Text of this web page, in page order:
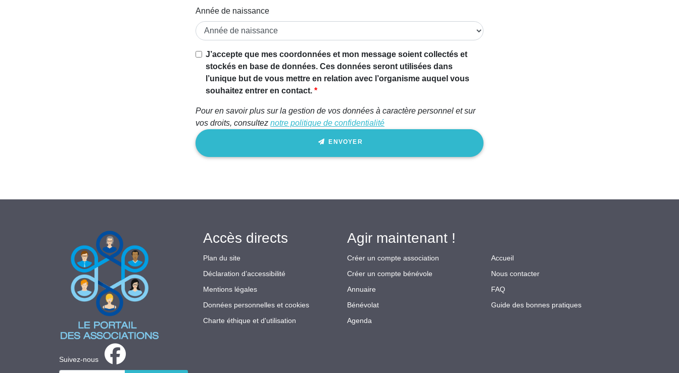
Année de naissance
J’accepte que mes coordonnées et mon message soient collectés et
stockés en base de données. Ces données seront utilisées dans
l’unique but de vous mettre en relation avec l’organisme auquel vous
souhaitez entrer en contact.
Pour en savoir plus sur la gestion de vos données à caractère personnel et sur
vos droits, consultez notre politique de confidentialité
ENVOYER
Suivez-nous
Accès directs
Plan du site
Déclaration d’accessibilité
Mentions légales
Données personnelles et cookies
Charte éthique et d'utilisation
Agir maintenant !
Créer un compte association
Créer un compte bénévole
Annuaire
Bénévolat
Agenda
Accueil
Nous contacter
FAQ
Guide des bonnes pratiques